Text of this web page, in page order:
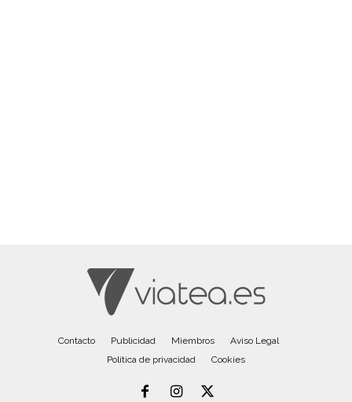
Contacto Publicidad Miembros
Aviso Legal
Política de privacidad
Cookies